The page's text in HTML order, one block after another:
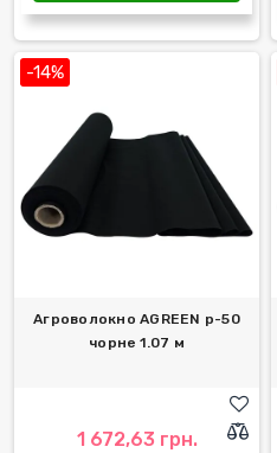
-14%
Агроволокно AGREEN р-50
чорне 1.07 м
1 672,63 грн.